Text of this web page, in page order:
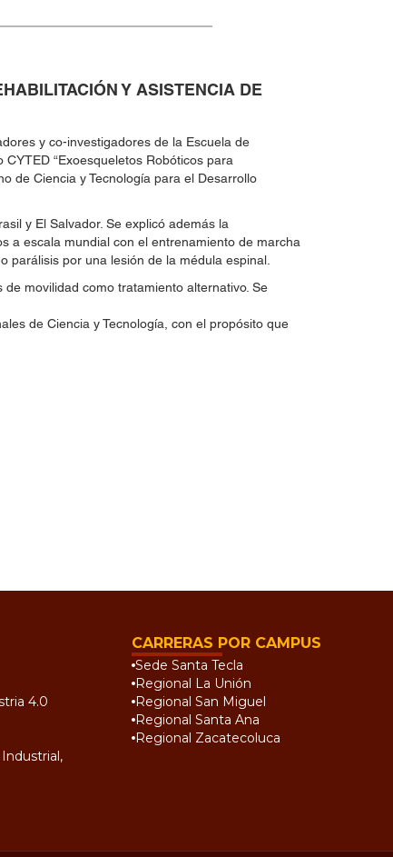
Y ASISTENCIA DE
y co-investigadores de la Escuela de
“Exoesqueletos Robóticos para
de Ciencia y Tecnología para el Desarrollo
y El Salvador. Se explicó además la
a escala mundial con el entrenamiento de marcha
parálisis por una lesión de la médula espinal.​​
movilidad como tratamiento alternativo. Se
de Ciencia y Tecnología, con el propósito que
4.0
CARRERAS POR CAMPUS
Sede Santa Tecla
Regional La Unión
Regional San Miguel
Regional Santa Ana
Regional Zacatecoluca